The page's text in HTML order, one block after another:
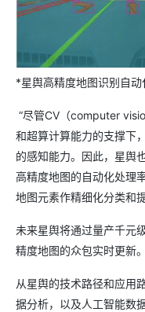
*星舆高精度地图识别自动
“尽管CV（computer
和超算计算能力的支撑下
的感知能力。因此，星舆
高精度地图的自动化处理
地图元素作精细化分类和
未来星舆将通过量产千元
精度地图的众包实时更新。
从星舆的技术路径和应用
据分析，以及人工智能数